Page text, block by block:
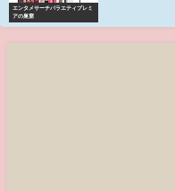
エンタメサーチバラエティプレミ
アの巣窟